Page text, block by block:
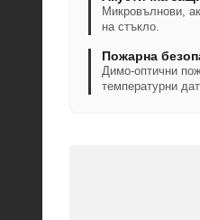
Микровълнови,
на стъкло.
Пожарна
Димо-оптични
температурни